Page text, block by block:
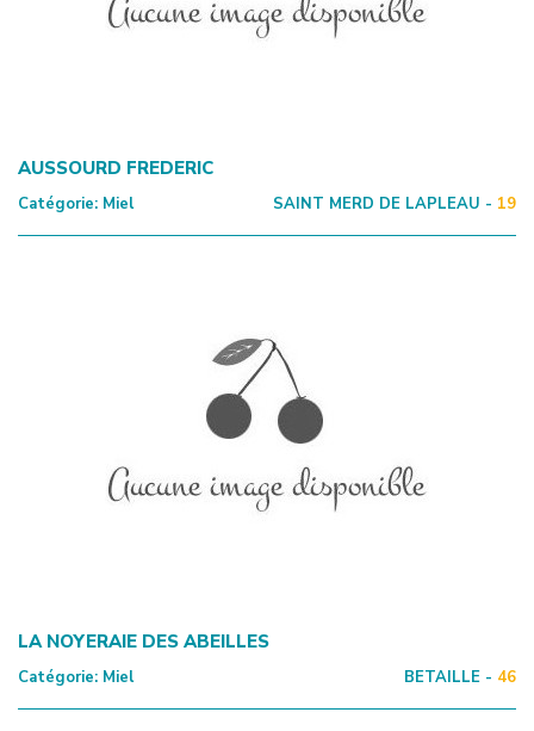
AUSSOURD FREDERIC
Catégorie: Miel SAINT MERD DE LAPLEAU - 19
LA NOYERAIE DES ABEILLES
Catégorie: Miel BETAILLE - 46